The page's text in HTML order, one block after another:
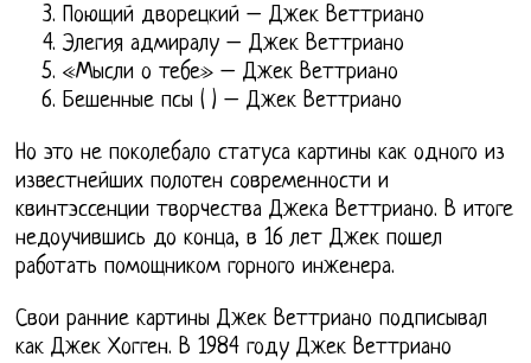
Поющий дворецкий – Джек Веттриано
Элегия адмиралу – Джек Веттриано
«Мысли о тебе» – Джек Веттриано
Бешенные псы ( ) – Джек Веттриано
Но это не поколебало статуса картины как одного из
известнейших полотен современности и
квинтэссенции творчества Джека Веттриано. В итоге
недоучившись до конца, в 16 лет Джек пошел
работать помощником горного инженера.
Свои ранние картины Джек Веттриано подписывал
как Джек Хогген. В 1984 году Джек Веттриано